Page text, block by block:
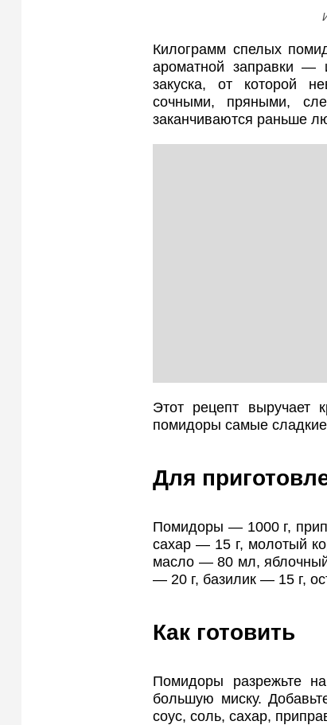
Килограмм спелых
ароматной заправки —
закуска, от которой
сочными, пряными,
заканчиваются раньше
Этот рецепт выручает
помидоры самые
Для
Помидоры — 1000 г,
сахар — 15 г, молотый
масло — 80 мл,
— 20 г, базилик — 15 г,
Как готовить
Помидоры разрежьте
большую миску.
соус, соль, сахар,